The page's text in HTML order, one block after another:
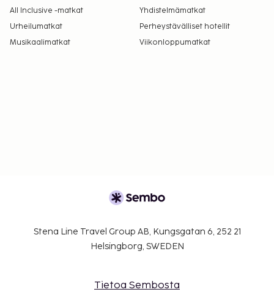
All Inclusive -matkat
Yhdistelmämatkat
Urheilumatkat
Perheystävälliset hotellit
Musikaalimatkat
Viikonloppumatkat
Stena Line Travel Group AB, Kungsgatan 6, 252 21
Helsingborg, SWEDEN
Tietoa Sembosta